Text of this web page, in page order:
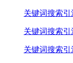
关键词搜索引
关键词搜索引
关键词搜索引